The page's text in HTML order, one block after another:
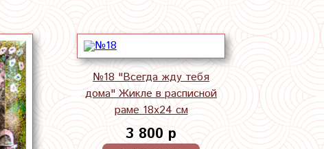
№18 "Всегда жду тебя
дома" Жикле в расписной
раме 18х24 см
3 800 р